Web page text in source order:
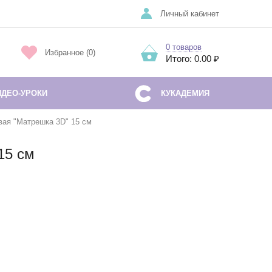
Личный кабинет
Избранное (0)
0 товаров
Итого: 0.00 ₽
УРОКИ КУКАДЕМИЯ
"Матрешка 3D" 15 см
см